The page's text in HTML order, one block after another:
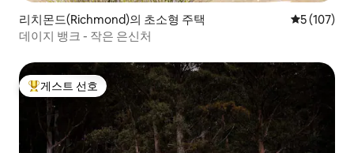
리치몬드(Richmond)의 초소형 주택 평점 5점(5
5 (107)
데이지 뱅크 - 작은 은신처
상위 게스트 선호
게스트 선호